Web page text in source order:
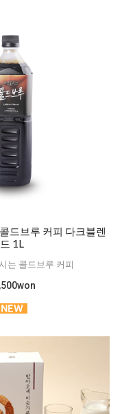
드브루 커피 다크블렌
드 1L
는 콜드브루 커피